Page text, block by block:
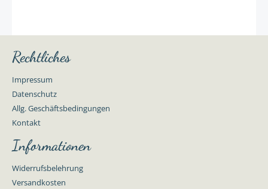
Rechtliches
Impressum
Datenschutz
Allg. Geschäftsbedingungen
Kontakt
Informationen
Widerrufsbelehrung
Versandkosten